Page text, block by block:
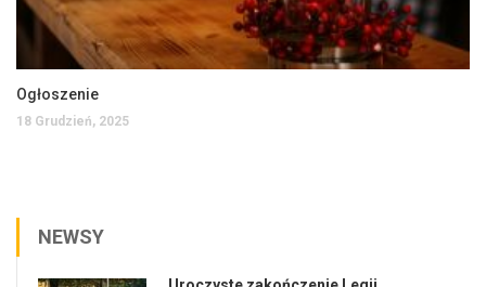
Ogłoszenie
18 Grudzień, 2025
NEWSY